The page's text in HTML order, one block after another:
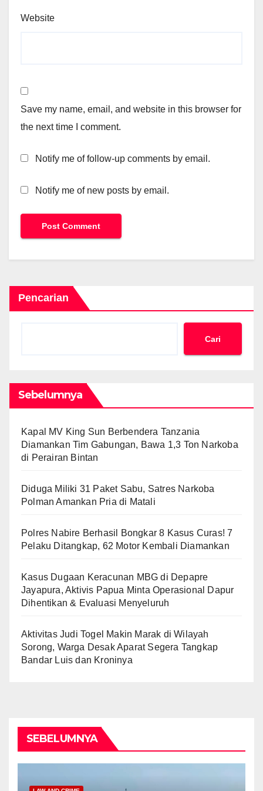
Website
Save my name, email, and website in this browser for
the next time I comment.
Notify me of follow-up comments by email.
Notify me of new posts by email.
Pencarian
Cari
Sebelumnya
Kapal MV King Sun Berbendera Tanzania
Diamankan Tim Gabungan, Bawa 1,3 Ton Narkoba
di Perairan Bintan
Diduga Miliki 31 Paket Sabu, Satres Narkoba
Polman Amankan Pria di Matali
Polres Nabire Berhasil Bongkar 8 Kasus Curas! 7
Pelaku Ditangkap, 62 Motor Kembali Diamankan
Kasus Dugaan Keracunan MBG di Depapre
Jayapura, Aktivis Papua Minta Operasional Dapur
Dihentikan & Evaluasi Menyeluruh
Aktivitas Judi Togel Makin Marak di Wilayah
Sorong, Warga Desak Aparat Segera Tangkap
Bandar Luis dan Kroninya
SEBELUMNYA